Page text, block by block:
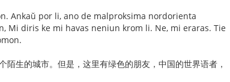
Ankaŭ por li, ano de malproksima nordorienta
Mi diris ke mi havas neniun krom li. Ne, mi eraras. Tie
生的城市。但是，这里有绿色的朋友，中国的世界语者，